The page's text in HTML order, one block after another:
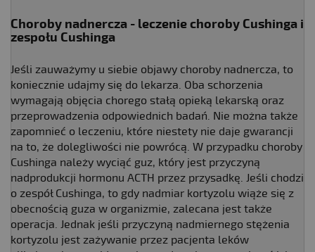
Choroby nadnercza - leczenie choroby Cushinga i
zespołu Cushinga
Jeśli zauważymy u siebie objawy choroby nadnercza, to
koniecznie udajmy się do lekarza. Oba schorzenia
wymagają objęcia chorego stałą opieką lekarską oraz
przeprowadzenia odpowiednich badań. Nie można także
zapomnieć o leczeniu, które niestety nie daje gwarancji
na to, że dolegliwości nie powrócą. W przypadku choroby
Cushinga należy wyciąć guz, który jest przyczyną
nadprodukcji hormonu ACTH przez przysadkę. Jeśli chodzi
o zespół Cushinga, to gdy nadmiar kortyzolu wiąże się z
obecnością guza w organizmie, zalecana jest także
operacja. Jednak jeśli przyczyną nadmiernego stężenia
kortyzolu jest zażywanie przez pacjenta leków